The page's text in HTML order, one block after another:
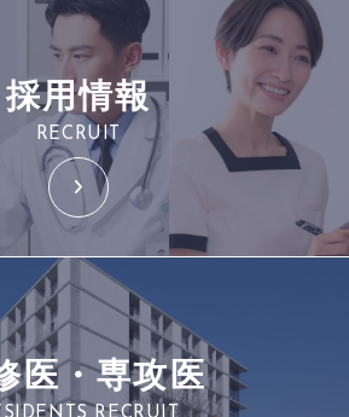
採用情報
RECRUIT
医・専攻医
RECRUIT